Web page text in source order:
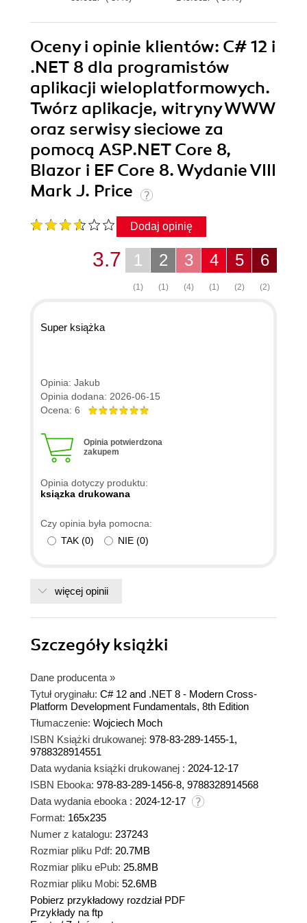
Oceny i opinie klientów: C# 12 i
.NET 8 dla programistów
aplikacji wieloplatformowych.
Twórz aplikacje, witryny WWW
oraz serwisy sieciowe za
pomocą ASP.NET Core 8,
Blazor i EF Core 8. Wydanie VIII
Mark J. Price
Dodaj opinię
6
(2)
5
(2)
4
(1)
3
(4)
2
(1)
1
(1)
3.7
Super książka
Opinia: Jakub
Opinia dodana: 2026-06-15
Ocena: 6
Opinia potwierdzona
zakupem
Opinia dotyczy produktu:
ksiązka drukowana
Czy opinia była pomocna:
TAK (0) NIE (0)
więcej opinii
Szczegółyksiążki
Dane producenta »
Tytuł oryginału: C# 12 and .NET 8 - Modern Cross-
Platform Development Fundamentals, 8th Edition
Tłumaczenie: Wojciech Moch
ISBN Książki drukowanej: 978-83-289-1455-1,
9788328914551
Data wydania książki drukowanej : 2024-12-17
ISBN Ebooka: 978-83-289-1456-8, 9788328914568
Data wydania ebooka : 2024-12-17
Format: 165x235
Numer z katalogu: 237243
Rozmiar pliku Pdf: 20.7MB
Rozmiar pliku ePub: 25.8MB
Rozmiar pliku Mobi: 52.6MB
Pobierz przykładowy rozdział PDF
Przykłady na ftp